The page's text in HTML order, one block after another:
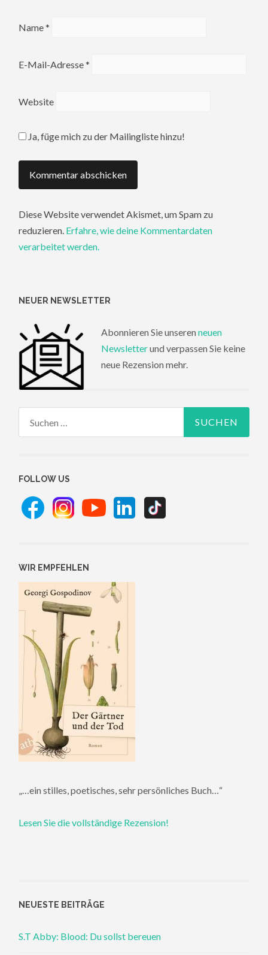
Name*
E-Mail-Adresse*
Website
Ja, füge mich zu der Mailingliste hinzu!
Diese Website verwendet Akismet, um Spam zu
reduzieren. Erfahre, wie deine Kommentardaten
verarbeitet werden.
NEUER NEWSLETTER
Abonnieren Sie unseren neuen
Newsletterund verpassen Sie keine
neue Rezension mehr.
FOLLOW US
WIR EMPFEHLEN
„…ein stilles, poetisches, sehr persönliches Buch…“
Lesen Sie die vollständige Rezension!
NEUESTE BEITRÄGE
S.T Abby: Blood: Du sollst bereuen